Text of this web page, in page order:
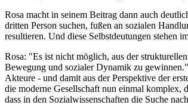
Rosa macht in seinem Beitrag dann auch
dritten Person suchen, fußen an sozialen
resultieren. Und diese Selbstdeutungen stehen
Rosa: "Es ist nicht möglich, aus der
Bewegung und sozialer Dynamik zu
Akteure - und damit aus der Perspektive der
die moderne Gesellschaft nun einmal komplex,
dass in den Sozialwissenschaften die Suche